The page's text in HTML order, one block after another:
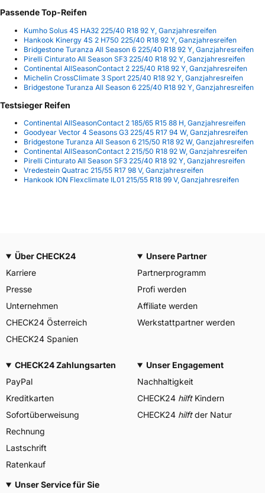
Passende Top-Reifen
Kumho Solus 4S HA32 225/40 R18 92 Y, Ganzjahresreifen
Hankook Kinergy 4S 2 H750 225/40 R18 92 Y, Ganzjahresreifen
Bridgestone Turanza All Season 6 225/40 R18 92 Y, Ganzjahresreifen
Pirelli Cinturato All Season SF3 225/40 R18 92 Y, Ganzjahresreifen
Continental AllSeasonContact 2 225/40 R18 92 Y, Ganzjahresreifen
Michelin CrossClimate 3 Sport 225/40 R18 92 Y, Ganzjahresreifen
Bridgestone Turanza All Season 6 225/40 R18 92 Y, Ganzjahresreifen
Testsieger Reifen
Continental AllSeasonContact 2 185/65 R15 88 H, Ganzjahresreifen
Goodyear Vector 4 Seasons G3 225/45 R17 94 W, Ganzjahresreifen
Bridgestone Turanza All Season 6 215/50 R18 92 W, Ganzjahresreifen
Continental AllSeasonContact 2 215/50 R18 92 W, Ganzjahresreifen
Pirelli Cinturato All Season SF3 225/40 R18 92 Y, Ganzjahresreifen
Vredestein Quatrac 215/55 R17 98 V, Ganzjahresreifen
Hankook ION Flexclimate IL01 215/55 R18 99 V, Ganzjahresreifen
Über CHECK24
Karriere
Presse
Unternehmen
CHECK24 Österreich
CHECK24 Spanien
Unsere Partner
Partnerprogramm
Profi werden
Affiliate werden
Werkstattpartner werden
CHECK24 Zahlungsarten
PayPal
Kreditkarten
Sofortüberweisung
Rechnung
Lastschrift
Ratenkauf
Unser Engagement
Nachhaltigkeit
CHECK24 hilftKindern
CHECK24 hilftder Natur
Unser Service für Sie